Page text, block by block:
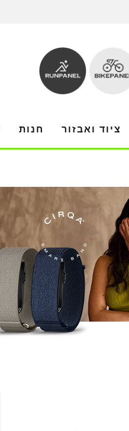
ציוד ואבזור חנות